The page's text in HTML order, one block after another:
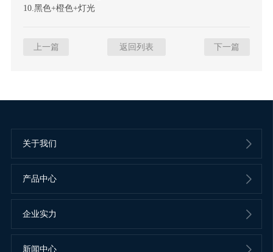
10.黑色+橙色+灯光
上一篇 返回列表 下一篇
关于我们
产品中心
企业实力
新闻中心